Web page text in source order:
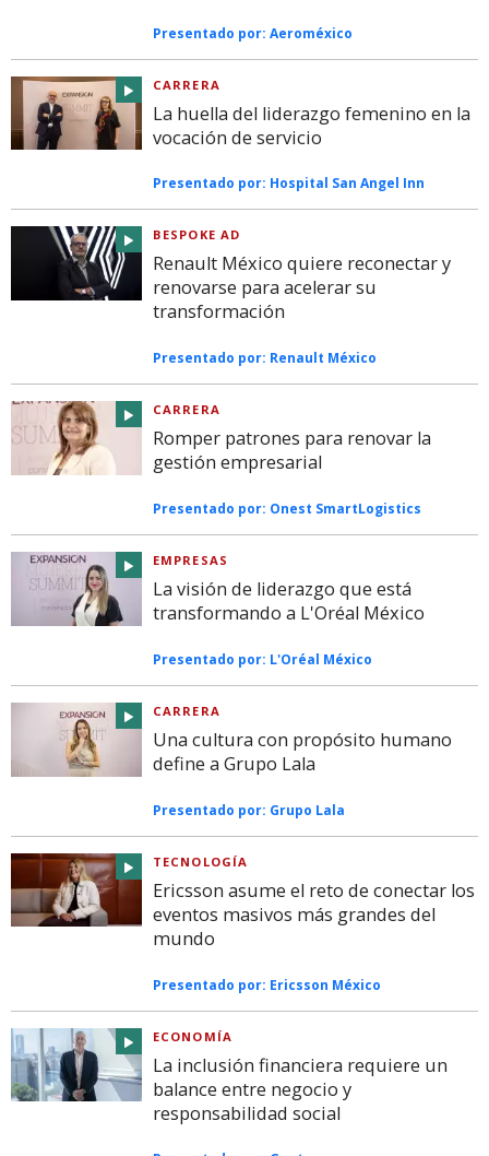
Presentado por: Aeroméxico
CARRERA
La huella del liderazgo femenino en la
vocación de servicio
Presentado por: Hospital San Angel Inn
BESPOKE AD
Renault México quiere reconectar y
renovarse para acelerar su
transformación
Presentado por: Renault México
CARRERA
Romper patrones para renovar la
gestión empresarial
Presentado por: Onest SmartLogistics
EMPRESAS
La visión de liderazgo que está
transformando a L'Oréal México
Presentado por: L'Oréal México
CARRERA
Una cultura con propósito humano
define a Grupo Lala
Presentado por: Grupo Lala
TECNOLOGÍA
Ericsson asume el reto de conectar los
eventos masivos más grandes del
mundo
Presentado por: Ericsson México
ECONOMÍA
La inclusión financiera requiere un
balance entre negocio y
responsabilidad social